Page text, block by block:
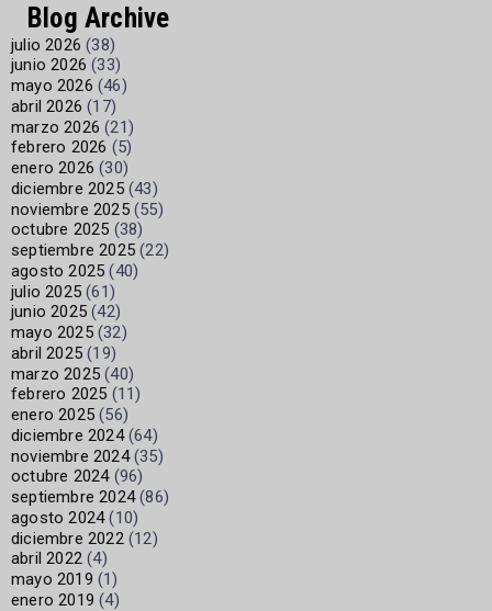
Blog Archive
julio 2026 (38)
junio 2026 (33)
mayo 2026 (46)
abril 2026 (17)
marzo 2026 (21)
febrero 2026 (5)
enero 2026 (30)
diciembre 2025(43)
noviembre 2025(55)
octubre 2025 (38)
septiembre 2025 (22)
agosto 2025 (40)
julio 2025 (61)
junio 2025 (42)
mayo 2025(32)
abril 2025 (19)
marzo 2025 (40)
febrero 2025 (11)
enero 2025 (56)
diciembre 2024(64)
noviembre 2024(35)
octubre 2024(96)
septiembre 2024(86)
agosto 2024(10)
diciembre 2022 (12)
abril 2022 (4)
mayo 2019 (1)
enero 2019 (4)